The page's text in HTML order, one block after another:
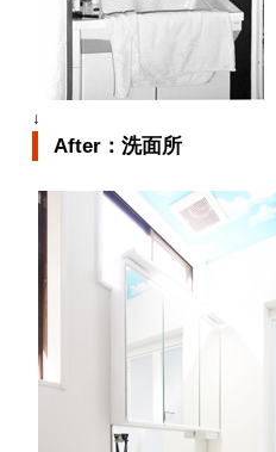
↓
After：洗面所